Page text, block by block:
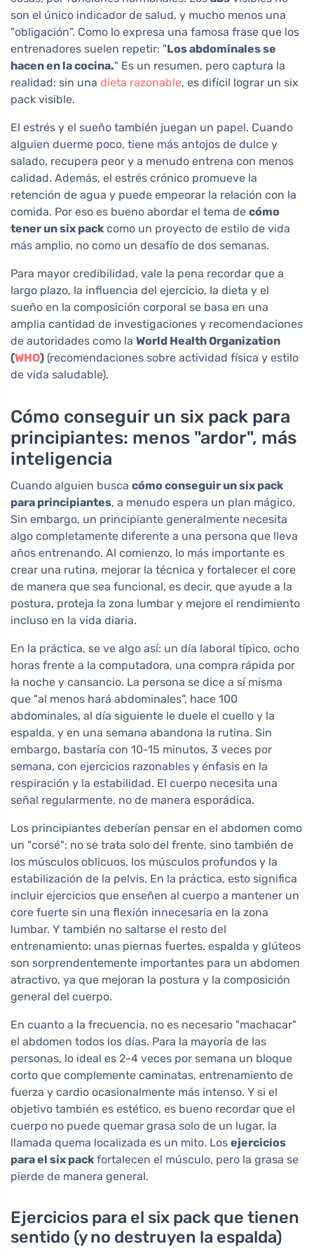
son el único indicador de salud, y mucho menos una
"obligación". Como lo expresa una famosa frase que los
entrenadores suelen repetir: "Los abdominales se
hacen en la cocina." Es un resumen, pero captura la
realidad: sin una dieta razonable, es difícil lograr un six
pack visible.
El estrés y el sueño también juegan un papel. Cuando
alguien duerme poco, tiene más antojos de dulce y
salado, recupera peor y a menudo entrena con menos
calidad. Además, el estrés crónico promueve la
retención de agua y puede empeorar la relación con la
comida. Por eso es bueno abordar el tema de cómo
tener un six pack como un proyecto de estilo de vida
más amplio, no como un desafío de dos semanas.
Para mayor credibilidad, vale la pena recordar que a
largo plazo, la influencia del ejercicio, la dieta y el
sueño en la composición corporal se basa en una
amplia cantidad de investigaciones y recomendaciones
de autoridades como la World Health Organization
(WHO) (recomendaciones sobre actividad física y estilo
de vida saludable).
Cómo conseguir un six pack para
principiantes: menos "ardor", más
inteligencia
Cuando alguien busca cómo conseguir un six pack
para principiantes, a menudo espera un plan mágico.
Sin embargo, un principiante generalmente necesita
algo completamente diferente a una persona que lleva
años entrenando. Al comienzo, lo más importante es
crear una rutina, mejorar la técnica y fortalecer el core
de manera que sea funcional, es decir, que ayude a la
postura, proteja la zona lumbar y mejore el rendimiento
incluso en la vida diaria.
En la práctica, se ve algo así: un día laboral típico, ocho
horas frente a la computadora, una compra rápida por
la noche y cansancio. La persona se dice a sí misma
que "al menos hará abdominales", hace 100
abdominales, al día siguiente le duele el cuello y la
espalda, y en una semana abandona la rutina. Sin
embargo, bastaría con 10-15 minutos, 3 veces por
semana, con ejercicios razonables y énfasis en la
respiración y la estabilidad. El cuerpo necesita una
señal regularmente, no de manera esporádica.
Los principiantes deberían pensar en el abdomen como
un "corsé": no se trata solo del frente, sino también de
los músculos oblicuos, los músculos profundos y la
estabilización de la pelvis. En la práctica, esto significa
incluir ejercicios que enseñen al cuerpo a mantener un
core fuerte sin una flexión innecesaria en la zona
lumbar. Y también no saltarse el resto del
entrenamiento: unas piernas fuertes, espalda y glúteos
son sorprendentemente importantes para un abdomen
atractivo, ya que mejoran la postura y la composición
general del cuerpo.
En cuanto a la frecuencia, no es necesario "machacar"
el abdomen todos los días. Para la mayoría de las
personas, lo ideal es 2-4 veces por semana un bloque
corto que complemente caminatas, entrenamiento de
fuerza y cardio ocasionalmente más intenso. Y si el
objetivo también es estético, es bueno recordar que el
cuerpo no puede quemar grasa solo de un lugar, la
llamada quema localizada es un mito. Los ejercicios
para el six pack fortalecen el músculo, pero la grasa se
pierde de manera general.
Ejercicios para el six pack que tienen
sentido (y no destruyen la espalda)